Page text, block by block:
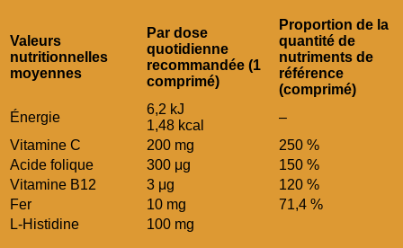
Valeurs
nutritionnelles
moyennes
Par dose
quotidienne
recommandée (1
comprimé)
Proportion de la
quantité de
nutriments de
référence
(comprimé)
Énergie
6,2 kJ
1,48 kcal
–
Vitamine C
200 mg
250 %
Acide folique
300 μg
150 %
Vitamine B12
3 μg
120 %
Fer
10 mg
71,4 %
L-Histidine
100 mg